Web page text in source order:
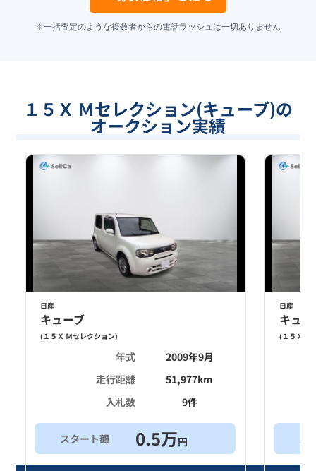
※一括査定のような複数者からの電話ラッシュは一切ありません
１５Ｘ Ｍセレクション(キューブ)の
オークション実績
日産
キューブ
( １５Ｘ Ｍセレクション)
年式
2009年9月
走行距離
51,977km
入札数
9件
スタート額 0.5万円
日産
キュー
( １５Ｘ Ｍ
ス